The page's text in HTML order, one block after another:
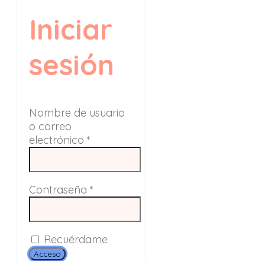
Iniciar
sesión
Nombre de usuario
o correo
electrónico *
Contraseña *
Recuérdame
Acceso